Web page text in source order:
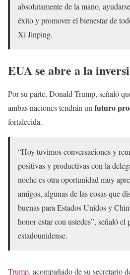
absolutamente de la mano,
éxito y promover el bienestar de
Xi Jinping.
EUA se abre a la
Por su parte, Donald Trump, señaló
ambas naciones tendrán unfuturo
fortalecida.
“Hoy tuvimos conversaciones y
positivas y productivas con la
noche es otra oportunidad muy
amigos, algunas de las cosas que
buenas para Estados Unidos y
honor estar con ustedes”, señaló el
estadounidense.
Trump, acompañado de su secretario